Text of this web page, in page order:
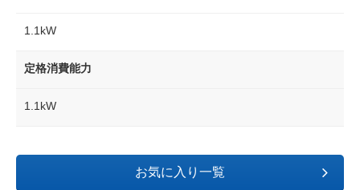
1.1kW
定格消費能力
1.1kW
お気に入り一覧